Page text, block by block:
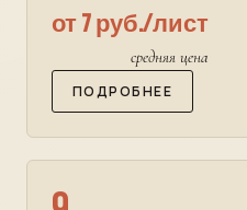
от 7 руб./лист
средняя цена
ПОДРОБНЕЕ